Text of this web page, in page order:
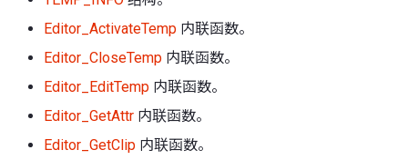
Editor_ActivateTemp 内联函数。
Editor_CloseTemp 内联函数。
Editor_EditTemp 内联函数。
Editor_GetAttr 内联函数。
Editor_GetClip 内联函数。